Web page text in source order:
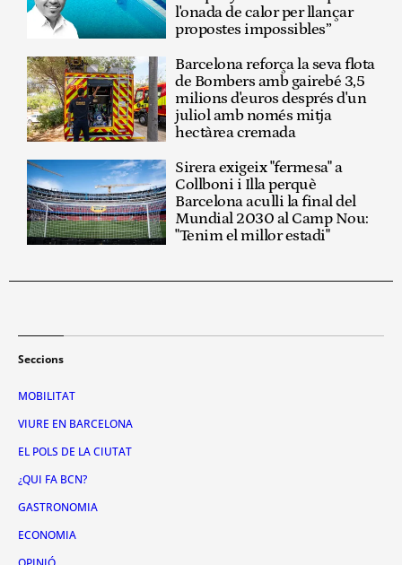
l'onada de calor per llançar
propostes impossibles”
Barcelona reforça la seva flota
de Bombers amb gairebé 3,5
milions d'euros després d'un
juliol amb només mitja
hectàrea cremada
Sirera exigeix "fermesa" a
Collboni i Illa perquè
Barcelona aculli la final del
Mundial 2030 al Camp Nou:
"Tenim el millor estadi"
Seccions
MOBILITAT
VIURE EN BARCELONA
EL POLS DE LA CIUTAT
¿QUI FA BCN?
GASTRONOMIA
ECONOMIA